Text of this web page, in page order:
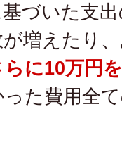
づいた支
が増えたり
らに10万円
た費用全